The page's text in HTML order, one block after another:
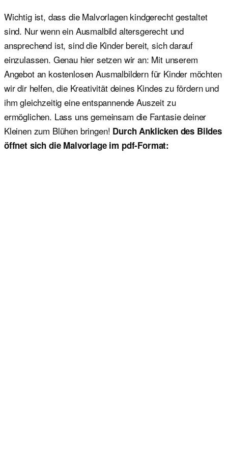
Wichtig ist, dass die Malvorlagen kindgerecht gestaltet
sind. Nur wenn ein Ausmalbild altersgerecht und
ansprechend ist, sind die Kinder bereit, sich darauf
einzulassen. Genau hier setzen wir an: Mit unserem
Angebot an kostenlosen Ausmalbildern für Kinder möchten
wir dir helfen, die Kreativität deines Kindes zu fördern und
ihm gleichzeitig eine entspannende Auszeit zu
ermöglichen. Lass uns gemeinsam die Fantasie deiner
Kleinen zum Blühen bringen! Durch Anklicken des Bildes
öffnet sich die Malvorlage im pdf-Format: